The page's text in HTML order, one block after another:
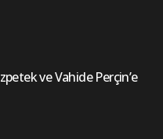
ve Vahide Perçin’e